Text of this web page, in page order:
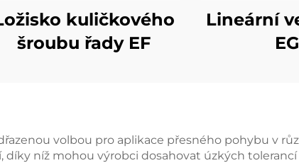
kuličkového
šroubu řady EF
Lineární
volbou pro aplikace přesného pohybu v
níž mohou výrobci dosahovat úzkých tolerancí